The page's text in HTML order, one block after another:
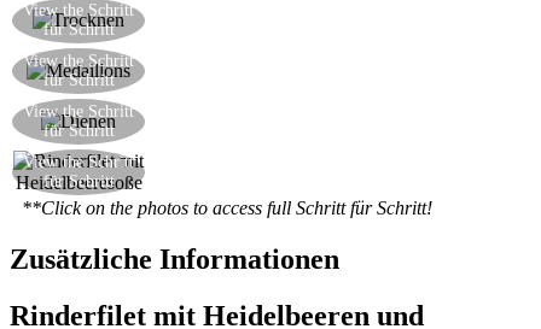
View the Schritt
für Schritt
View the Schritt
für Schritt
View the Schritt
für Schritt
View the Schritt
für Schritt
**Click on the photos to access full Schritt für Schritt!
Zusätzliche Informationen
Rinderfilet mit Heidelbeeren und